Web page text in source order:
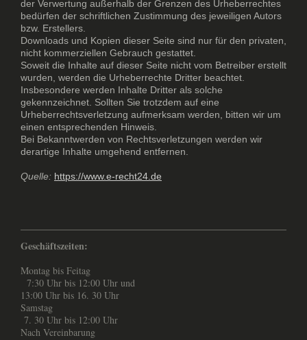
der Verwertung außerhalb der Grenzen des Urheberrechtes
bedürfen der schriftlichen Zustimmung des jeweiligen Autors
bzw. Erstellers.
Downloads und Kopien dieser Seite sind nur für den privaten,
nicht kommerziellen Gebrauch gestattet.
Soweit die Inhalte auf dieser Seite nicht vom Betreiber erstellt
wurden, werden die Urheberrechte Dritter beachtet.
Insbesondere werden Inhalte Dritter als solche
gekennzeichnet. Sollten Sie trotzdem auf eine
Urheberrechtsverletzung aufmerksam werden, bitten wir um
einen entsprechenden Hinweis.
Bei Bekanntwerden von Rechtsverletzungen werden wir
derartige Inhalte umgehend entfernen.
Quelle: https://www.e-recht24.de
Geschäftszeiten:
Montag bis Feitag
7:30 Uhr bis 12:00 Uhr und
13:00 Uhr bis 16. 30 Uhr
Samstag
7. 30 Uhr bis 12:00 Uhr
Nach Vereinbarung